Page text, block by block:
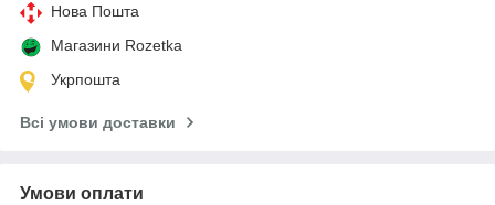
Нова Пошта
Магазини Rozetka
Укрпошта
Всі умови доставки
Умови оплати